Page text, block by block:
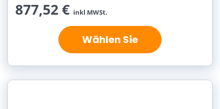
877,52 € inkl MWSt.
Wählen Sie